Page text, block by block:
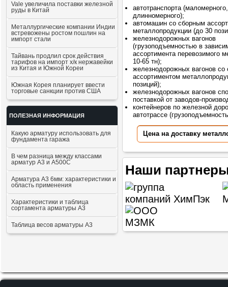
Vale увеличила поставки железной
руды в Китай
Металлургические компании Индии
встревожены ростом пошлин на
импорт стали
Тайвань продлил срок действия
тарифов на импорт х/к нержавейки
из Китая и Южной Кореи
Южная Корея планирует ввести
торговые санкции против США
ПОЛЕЗНАЯ ИНФОРМАЦИЯ
Какую арматуру использовать для
фундамента гаража
В чем разница между классами
арматур А3 и А500С
Арматура А3 6мм: характеристики и
область применения
Характеристики и таблица
сортамента арматуры А3
Таблица весов арматуры А3
автотранспорта (маломерного,
длинномерного);
автомашин со сборным
металлопродукции (до 30
железнодорожных вагонов
(грузоподъемностью в
ассортимента перевозимого
10-65 тн);
железнодорожных вагонов со
ассортиментом
позиций);
железнодорожных вагонов
поставкой от заводов-
контейнеров по железной
автотрассе
Цена на доставку
Наши